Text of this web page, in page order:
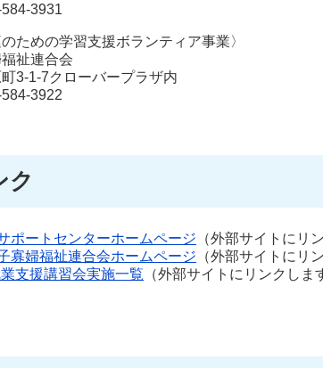
3931
のための学習支援ボランティア事業〉
祉連合会
3-1-7クローバープラザ内
3922
ク
ポートセンターホームページ （外部サイトにリ
寡婦福祉連合会ホームページ （外部サイトにリ
支援講習会実施一覧 （外部サイトにリンクしま